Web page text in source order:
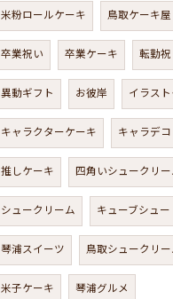
米粉ロールケーキ 鳥取ケーキ屋
卒業祝い 卒業ケーキ 転勤祝
異動ギフト お彼岸 イラス
キャラクターケーキ キャラデコ
推しケーキ 四角いシュークリ
シュークリーム キューブシュー
琴浦スイーツ 鳥取シュークリ
米子ケーキ 琴浦グルメ